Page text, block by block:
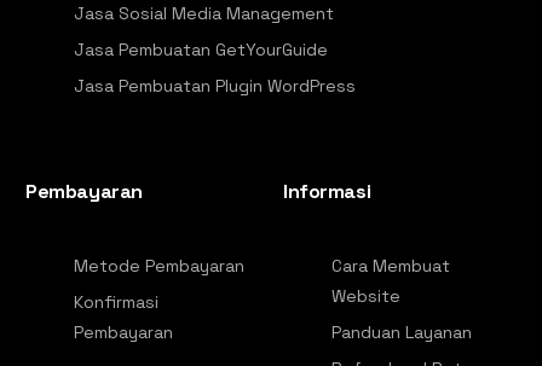
Jasa Sosial Media Management
Jasa Pembuatan GetYourGuide
Jasa Pembuatan Plugin WordPress
Pembayaran
Metode Pembayaran
Konfirmasi
Pembayaran
Informasi
Cara Membuat
Website
Panduan Layanan